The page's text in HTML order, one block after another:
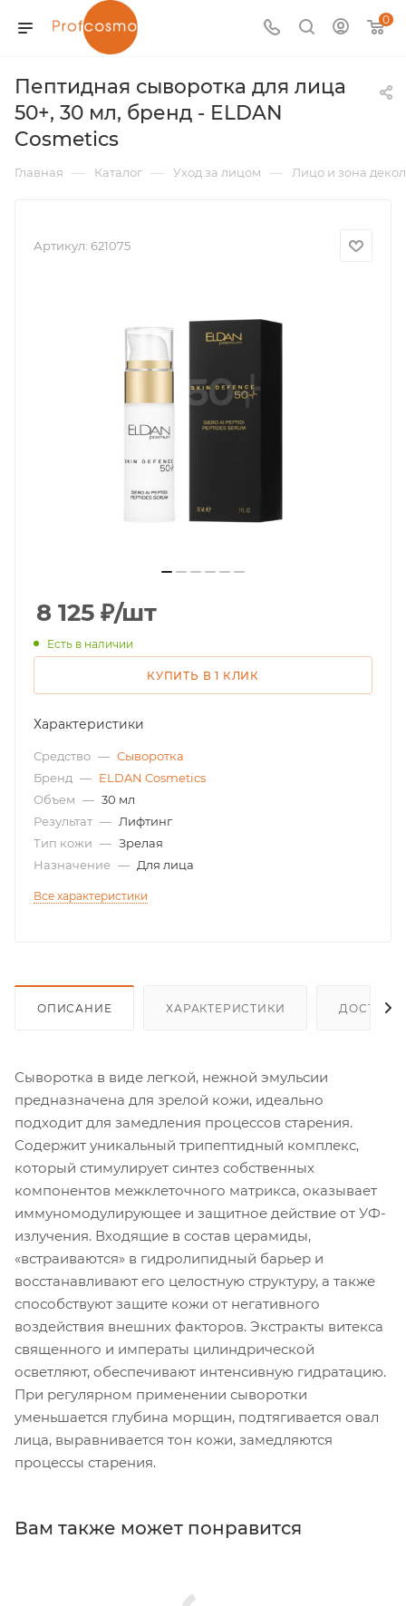
0
Пептидная сыворотка для лица
50+, 30 мл, бренд - ELDAN
Cosmetics
Главная — Каталог — Уход за лицом — Лицо и зона
Артикул: 621075
8 125 ₽/шт
Есть в наличии
КУПИТЬ В 1 КЛИК
Характеристики
Средство — Сыворотка
Бренд — ELDAN Cosmetics
Объем — 30 мл
Результат — Лифтинг
Тип кожи — Зрелая
Назначение — Для лица
Все характеристики
ОПИСАНИЕ ХАРАКТЕРИСТИКИ
Сыворотка в виде легкой, нежной эмульсии
предназначена для зрелой кожи, идеально
подходит для замедления процессов старения.
Содержит уникальный трипептидный комплекс,
который стимулирует синтез собственных
компонентов межклеточного матрикса, оказывает
иммуномодулирующее и защитное действие от УФ-
излучения. Входящие в состав церамиды,
«встраиваются» в гидролипидный барьер и
восстанавливают его целостную структуру, а также
способствуют защите кожи от негативного
воздействия внешних факторов. Экстракты витекса
священного и императы цилиндрической
осветляют, обеспечивают интенсивную гидратацию.
При регулярном применении сыворотки
уменьшается глубина морщин, подтягивается овал
лица, выравнивается тон кожи, замедляются
процессы старения.
Вам также может понравится